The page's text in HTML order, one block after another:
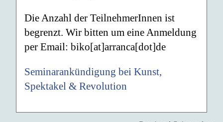
Die Anzahl der TeilnehmerInnen ist
begrenzt. Wir bitten um eine Anmeldung
per Email: biko[at]arranca[dot]de
Seminarankündigung bei Kunst,
Spektakel & Revolution